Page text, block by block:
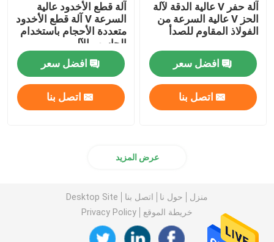
آلة حفر V عالية الدقة لآلة
الحز V عالية السرعة من
الفولاذ المقاوم للصدأ
افضل سعر
اتصل بنا
آلة قطع الأخدود عالية
السرعة V آلة قطع الأخدود
متعددة الأحجام باستخدام
الحاسب الآلي
افضل سعر
اتصل بنا
عرض المزيد
منزل حول نا اتصل بنا
Desktop Site
خريطة الموقع
Privacy Policy